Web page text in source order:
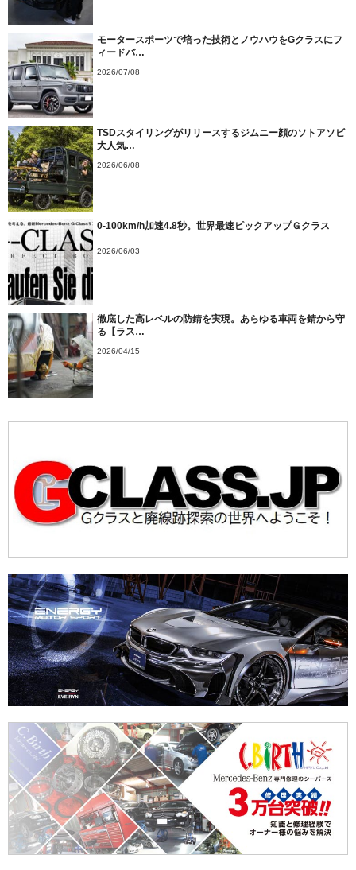
モータースポーツで培った技術とノウハウをGクラスにフ
ィードバ…
2026/07/08
TSDスタイリングがリリースするジムニー顔のソトアソビ
大人気…
2026/06/08
0-100km/h加速4.8秒。世界最速ピックアップＧクラス
2026/06/03
徹底した高レベルの防錆を実現。あらゆる車両を錆から守
る【ラス…
2026/04/15